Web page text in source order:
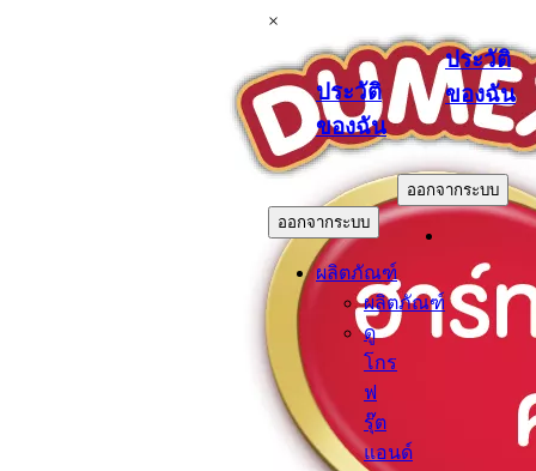
×
ประวัติ
ของฉัน
.
ออกจากระบบ
ผลิตภัณฑ์
ผลิตภัณฑ์
ดู
โกร
ฟ
รุ๊ต
แอนด์
ประวัติ
ของฉัน
.
ออกจากระบบ